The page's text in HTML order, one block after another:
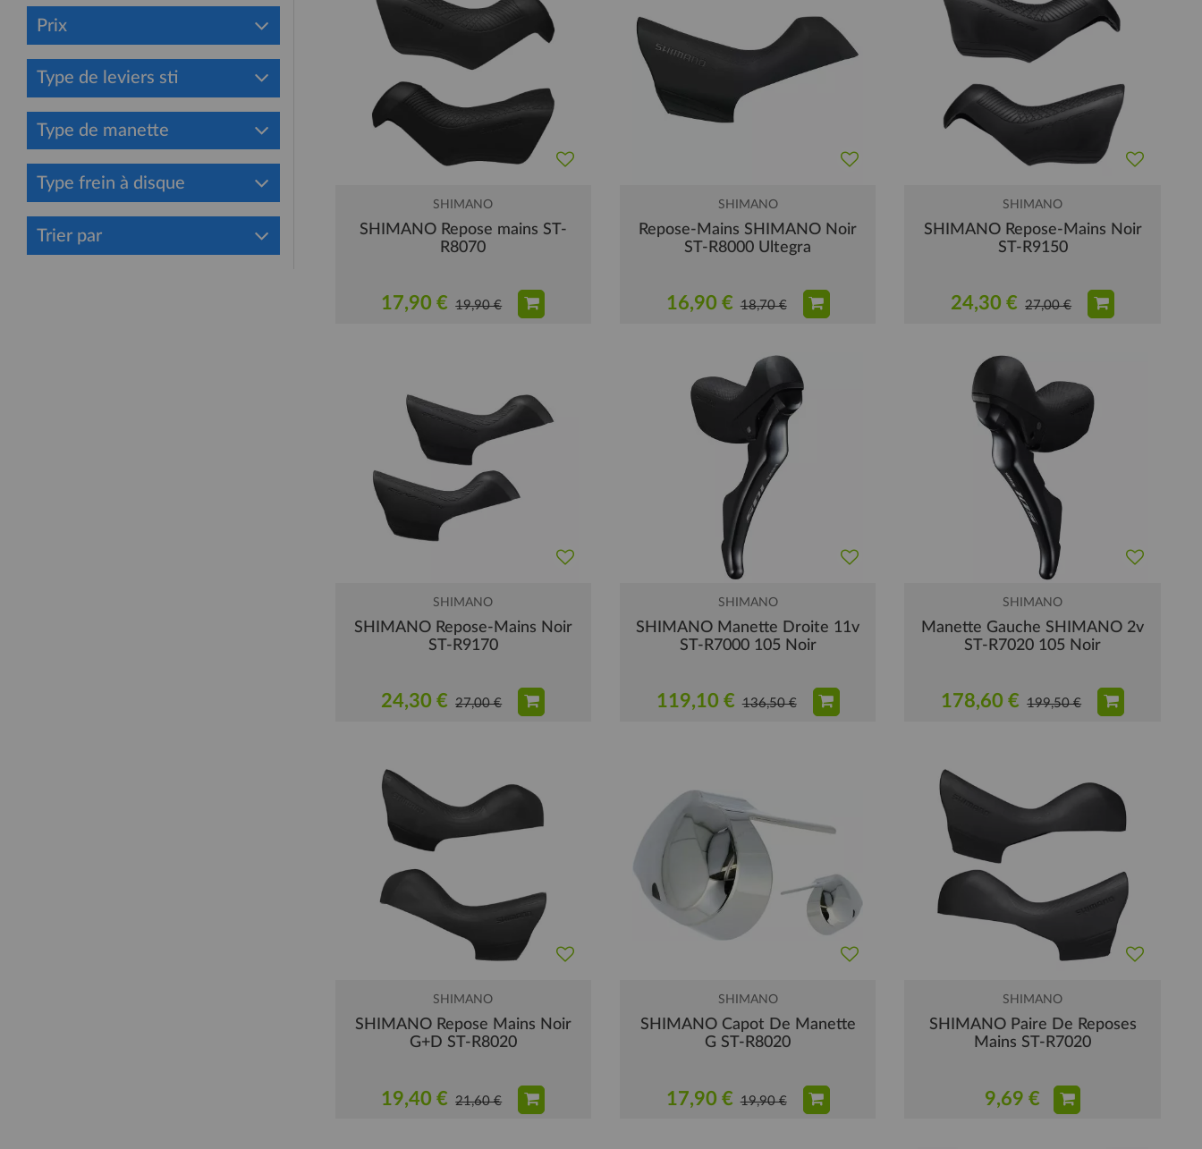
Prix
Type de leviers sti
Type de manette
Type frein à disque
Trier par
SHIMANO
SHIMANO Repose mains ST-
R8070
17,90 € 19,90 €
SHIMANO
Repose-Mains SHIMANO Noir
ST-R8000 Ultegra
16,90 € 18,70 €
SHIMANO
SHIMANO Repose-Mains Noir
ST-R9150
24,30 € 27,00 €
SHIMANO
SHIMANO Repose-Mains Noir
ST-R9170
24,30 € 27,00 €
SHIMANO
SHIMANO Manette Droite 11v
ST-R7000 105 Noir
119,10 € 136,50 €
SHIMANO
Manette Gauche SHIMANO 2v
ST-R7020 105 Noir
178,60 € 199,50 €
SHIMANO
SHIMANO Repose Mains Noir
G+D ST-R8020
19,40 € 21,60 €
SHIMANO
SHIMANO Capot De Manette
G ST-R8020
17,90 € 19,90 €
SHIMANO
SHIMANO Paire De Reposes
Mains ST-R7020
9,69 €